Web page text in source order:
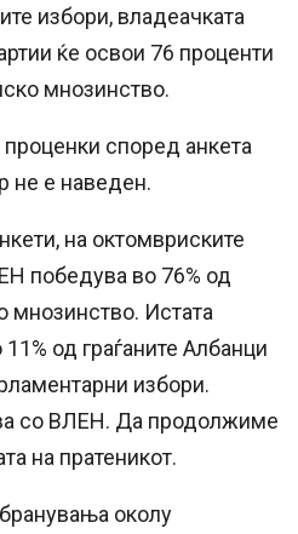
избори, владеачката
ќе освои 76 проценти
мнозинство.
според анкета
не е наведен.
на октомвриските
победува во 76% од
мнозинство. Истата
од граѓаните Албанци
избори.
со ВЛЕН. Да продолжиме
на пратеникот.
околу